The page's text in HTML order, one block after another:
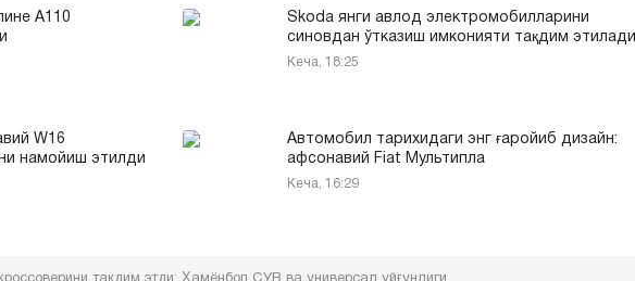
A110
Skoda янги авлод электромобилларини
синовдан ўтказиш имконияти тақдим этилади
Кеча, 18:25
W16
намойиш этилди
Автомобил тарихидаги энг ғаройиб дизайн:
афсонавий Fiat Мультипла
Кеча, 16:29